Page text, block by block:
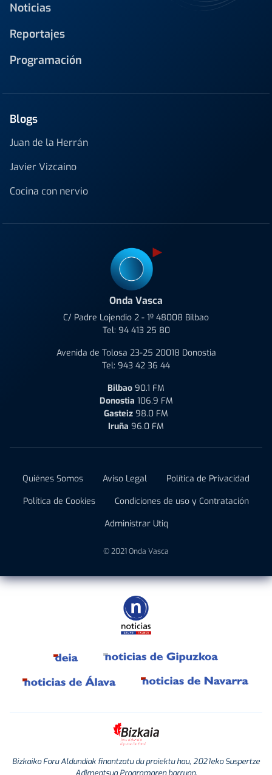
Noticias
Reportajes
Programación
Blogs
Juan de la Herrán
Javier Vizcaino
Cocina con nervio
Onda Vasca
C/ Padre Lojendio 2 - 1º 48008 Bilbao
Tel: 94 413 25 80
Avenida de Tolosa 23-25 20018 Donostia
Tel: 943 42 36 44
Bilbao 90.1 FM
Donostia 106.9 FM
Gasteiz 98.0 FM
Iruña 96.0 FM
Quiénes Somos Aviso Legal
Política de Privacidad
Política de Cookies
Condiciones de uso y Contratación
Administrar Utiq
© 2021 Onda Vasca
Bizkaiko Foru Aldundiak finantzatu du proiektu hau, 2021eko Suspertze